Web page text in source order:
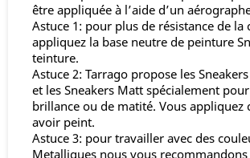
être appliquée à l’aide d’un
Astuce 1: pour plus de résistance de la
appliquez la base neutre de peinture
teinture.
Astuce 2: Tarrago propose les
et les Sneakers Matt spécialement
brillance ou de matité. Vous appliquez
avoir peint.
Astuce 3: pour travailler avec des
Metalliques nous vous